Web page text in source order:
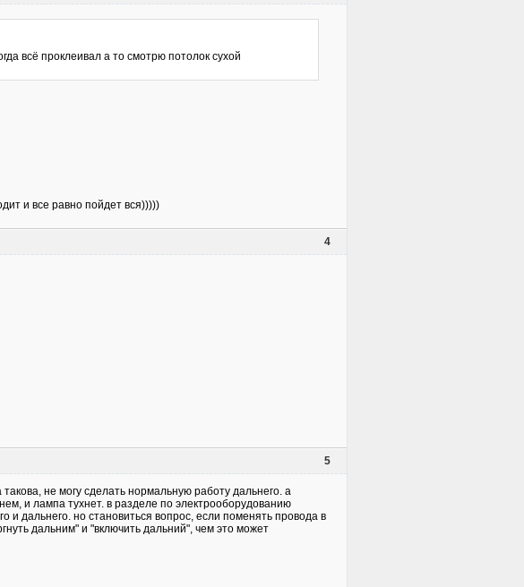
всё проклеивал а то смотрю потолок сухой
и все равно пойдет вся)))))
4
5
не могу сделать нормальную работу дальнего. а
и лампа тухнет. в разделе по электрооборудованию
и дальнего. но становиться вопрос, если поменять провода в
дальним" и "включить дальний", чем это может